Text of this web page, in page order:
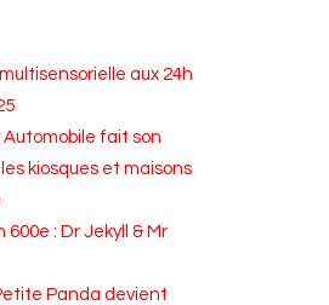
aux 24h
Automobile fait son
kiosques et maisons
600e : Dr Jekyll & Mr
Panda devient